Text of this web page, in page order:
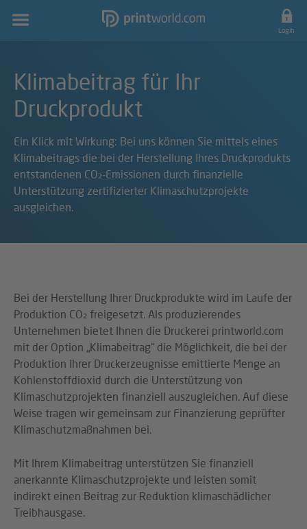
Hauptnavigation
Login
Klimabeitrag für Ihr
Druckprodukt
Ein Klick mit Wirkung: Bei uns können Sie mittels eines
Klimabeitrags die bei der Herstellung Ihres Druckprodukts
entstandenen CO₂-Emissionen durch finanzielle
Unterstützung zertifizierter Klimaschutzprojekte
ausgleichen.
Bei der Herstellung Ihrer Druckprodukte wird im Laufe der
Produktion CO₂ freigesetzt. Als produzierendes
Unternehmen bietet Ihnen die Druckerei printworld.com
mit der Option „Klimabeitrag“ die Möglichkeit, die bei der
Produktion Ihrer Druckerzeugnisse emittierte Menge an
Kohlenstoffdioxid durch die Unterstützung von
Klimaschutzprojekten finanziell auszugleichen. Auf diese
Weise tragen wir gemeinsam zur Finanzierung geprüfter
Klimaschutzmaßnahmen bei.
Mit Ihrem Klimabeitrag unterstützen Sie finanziell
anerkannte Klimaschutzprojekte und leisten somit
indirekt einen Beitrag zur Reduktion klimaschädlicher
Treibhausgase.